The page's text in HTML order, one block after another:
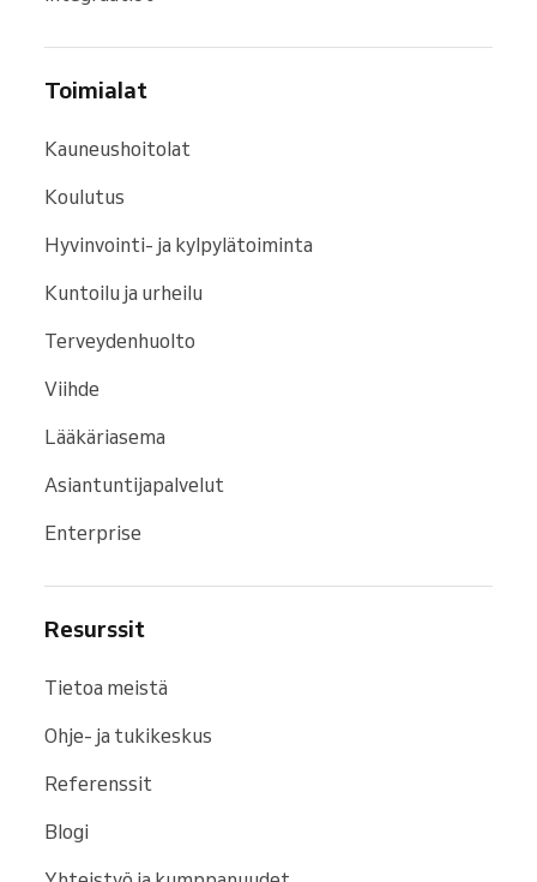
Toimialat
Kauneushoitolat
Koulutus
Hyvinvointi- ja kylpylätoiminta
Kuntoilu ja urheilu
Terveydenhuolto
Viihde
Lääkäriasema
Asiantuntijapalvelut
Enterprise
Resurssit
Tietoa meistä
Ohje- ja tukikeskus
Referenssit
Blogi